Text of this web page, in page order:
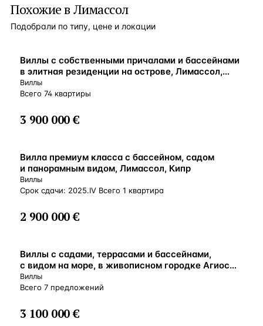
Похожие в Лимассол
Подобрали по типу, цене и локации
ВНЖ
Виллы с собственными причалами и бассейнами
в элитная резиденции на острове, Лимассол,
Кипр
Виллы
Всего 74 квартиры
3 900 000 €
ВНЖ
Вилла премиум класса с бассейном, садом
и панорамным видом, Лимассол, Кипр
Виллы
Срок сдачи: 2025.IV Всего 1 квартира
2 900 000 €
ВНЖ
Виллы с садами, террасами и бассейнами,
с видом на море, в живописном городке Агиос
Тихонас, Лимассол, Кипр
Виллы
Всего 7 предложений
3 100 000 €